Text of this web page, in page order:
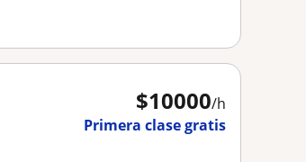
$10000/h
Primera clase gratis